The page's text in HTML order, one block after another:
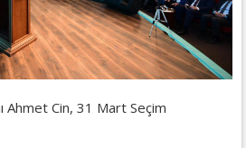
Ahmet Cin, 31 Mart Seçim